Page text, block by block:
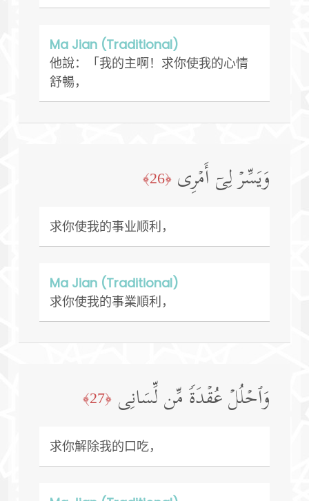
Ma Jian (Traditional)
他說：「我的主啊！求你使我的心情
舒暢，
وَیَسِّرۡ لِیۤ أَمۡرِی ﴿26﴾
求你使我的事业顺利，
Ma Jian (Traditional)
求你使我的事業順利，
وَٱحۡلُلۡ عُقۡدَةࣰ مِّن لِّسَانِی ﴿27﴾
求你解除我的口吃，